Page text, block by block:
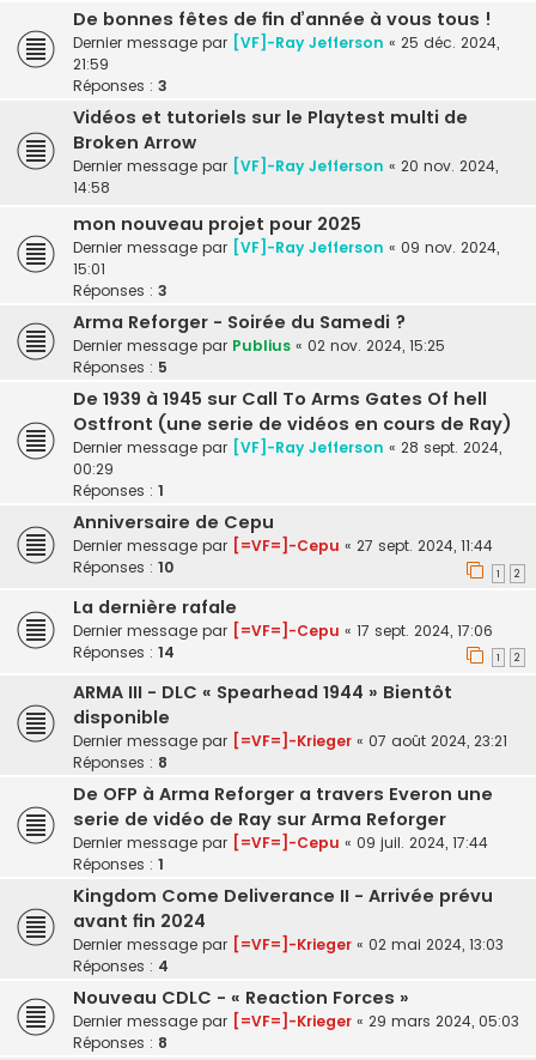
De bonnes fêtes de fin d’année à vous tous !
Dernier message par [VF]-Ray Jefferson « 25 déc. 2024,
21:59
Réponses : 3
Vidéos et tutoriels sur le Playtest multi de
Broken Arrow
Dernier message par [VF]-Ray Jefferson « 20 nov. 2024,
14:58
mon nouveau projet pour 2025
Dernier message par [VF]-Ray Jefferson « 09 nov. 2024,
15:01
Réponses : 3
Arma Reforger - Soirée du Samedi ?
Dernier message par Publius « 02 nov. 2024, 15:25
Réponses : 5
De 1939 à 1945 sur Call To Arms Gates Of hell
Ostfront (une serie de vidéos en cours de Ray)
Dernier message par [VF]-Ray Jefferson « 28 sept. 2024,
00:29
Réponses : 1
Anniversaire de Cepu
Dernier message par [=VF=]-Cepu « 27 sept. 2024, 11:44
Réponses : 10 1 2
La dernière rafale
Dernier message par [=VF=]-Cepu « 17 sept. 2024, 17:06
Réponses : 14 1 2
ARMA III - DLC « Spearhead 1944 » Bientôt
disponible
Dernier message par [=VF=]-Krieger « 07 août 2024, 23:21
Réponses : 8
De OFP à Arma Reforger a travers Everon une
serie de vidéo de Ray sur Arma Reforger
Dernier message par [=VF=]-Cepu « 09 juil. 2024, 17:44
Réponses : 1
Kingdom Come Deliverance II - Arrivée prévu
avant fin 2024
Dernier message par [=VF=]-Krieger « 02 mai 2024, 13:03
Réponses : 4
Nouveau CDLC - « Reaction Forces »
Dernier message par [=VF=]-Krieger « 29 mars 2024, 05:03
Réponses : 8